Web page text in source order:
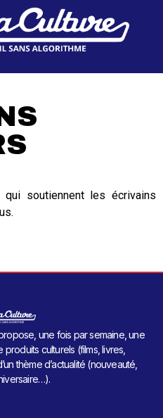
soutiennent les écrivains
une fois par semaine, une
culturels (films, livres,
thème d’actualité (nouveauté,